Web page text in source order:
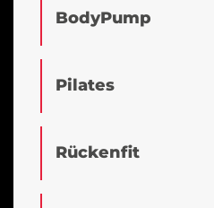
BodyPump
Pilates
Rückenfit